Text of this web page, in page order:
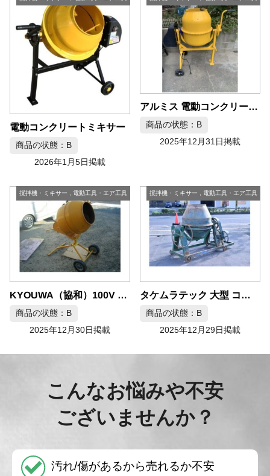
電動コンクリートミキサー
商品の状態：B
2026年1月5日掲載
アルミス 電動コンクリートミキサー まぜ太郎
商品の状態：B
2025年12月31日掲載
撹拌機・ミキサー 電動工具・エア工具
KYOUWA（協和）100V コンクリートミキサー
商品の状態：B
2025年12月30日掲載
撹拌機・ミキサー 電動工具・エア工具
タケムラテック 大型 コンクリートミキサー
商品の状態：B
2025年12月29日掲載
こんなお悩みや不安
ございませんか？
汚れ/傷があるから売れるか不安